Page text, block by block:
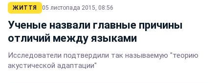
ЖИТТЯ 05 листопада 2015, 08:56
Ученые назвали главные причины
отличий между языками
Исследователи подтвердили так называемую "теорию
акустической адаптации"